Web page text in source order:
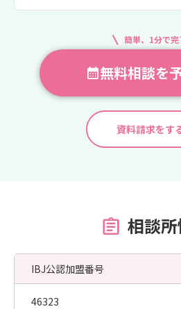
簡単、1分で完
無料相談を
資料請求をす
相談
IBJ公認加盟番号
46323